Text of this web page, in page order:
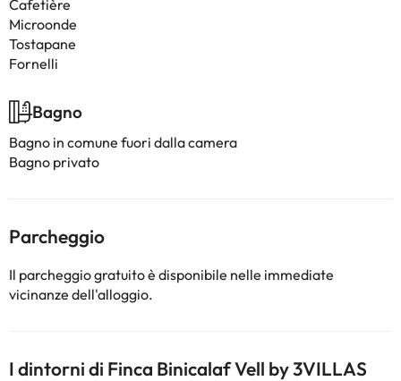
Cafetière
Microonde
Tostapane
Fornelli
Bagno
Bagno in comune fuori dalla camera
Bagno privato
Parcheggio
Il parcheggio gratuito è disponibile nelle immediate
vicinanze dell'alloggio.
I dintorni di Finca Binicalaf Vell by 3VILLAS